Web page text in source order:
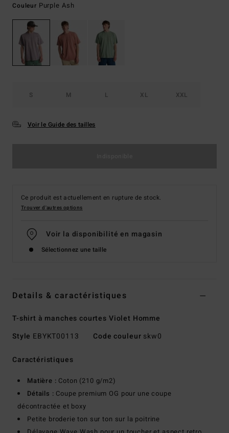
Couleur Purple Ash
S M L XL XXL
Voir le Guide des tailles
Ce produit est actuellement en rupture de stock.
Trouver d'autres options
Voir la disponibilité en magasin
Sélectionnez une taille
Details & caractéristiques
T-shirt à manches courtes Violet Homme
Style EBYKT00113 Code couleur skw0
Caractéristiques
Matière : Coton (210 g/m2)
Détails : Coupe premium OG pour une coupe
décontractée et boxy
Petite broderie ton sur ton sur la poitrine